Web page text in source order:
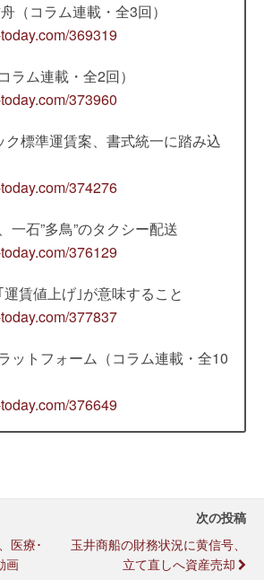
（コラム連載・全3回）
369319
ラム連載・全2回）
373960
ク標準運賃案、書式統一に踏み込
374276
一石”多鳥”のタクシー配送
376129
賃値上げ｣が意味すること
377837
ットフォーム（コラム連載・全10
376649
医療･
画
次の投稿
玉井商船の財務状況に黄信号、
立て直しへ資産売却